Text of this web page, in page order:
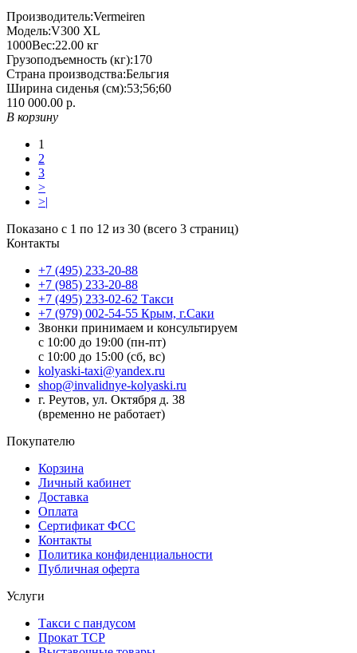
Производитель:Vermeiren
Модель:V300 XL
1000Вес:22.00 кг
Грузоподъемность (кг):170
Страна производства:Бельгия
Ширина сиденья (см):53;56;60
110 000.00 р.
В корзину
1
2
3
>
>|
Показано с 1 по 12 из 30 (всего 3 страниц)
Контакты
+7 (495) 233-20-88
+7 (985) 233-20-88
+7 (495) 233-02-62 Такси
+7 (979) 002-54-55 Крым, г.Саки
Звонки принимаем и консультируем
с 10:00 до 19:00 (пн-пт)
с 10:00 до 15:00 (сб, вс)
kolyaski-taxi@yandex.ru
shop@invalidnye-kolyaski.ru
г. Реутов, ул. Октября д. 38
(временно не работает)
Покупателю
Корзина
Личный кабинет
Доставка
Оплата
Сертификат ФСС
Контакты
Политика конфиденциальности
Публичная оферта
Услуги
Такси с пандусом
Прокат ТСР